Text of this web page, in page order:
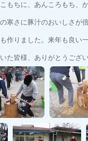
もちに、あんころもち、
寒さに豚汁のおいしさが
作りました。来年も良い
た皆様、ありがとうござい